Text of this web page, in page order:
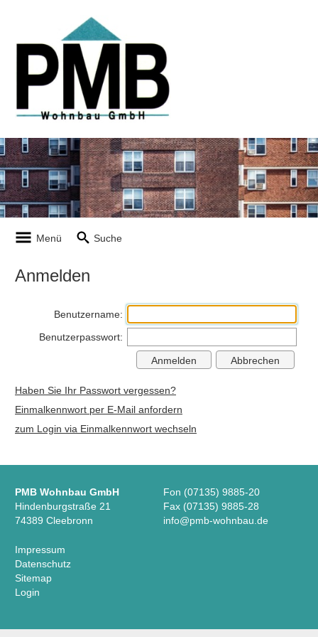
Menü Suche
Anmelden
Benutzername:
Benutzerpasswort:
Haben Sie Ihr Passwort vergessen?
Einmalkennwort per E-Mail anfordern
zum Login via Einmalkennwort wechseln
PMB Wohnbau GmbH
Hindenburgstraße 21
74389 Cleebronn
Fon (07135) 9885-20
Fax (07135) 9885-28
info@pmb-wohnbau.de
Impressum
Datenschutz
Sitemap
Login